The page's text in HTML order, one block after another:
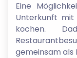
Eine
Unterkunft mit
kochen.
gemeinsam als